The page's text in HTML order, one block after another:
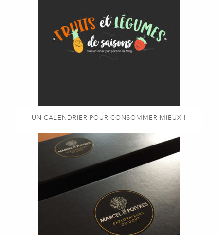
UN CALENDRIER POUR CONSOMMER MIEUX !